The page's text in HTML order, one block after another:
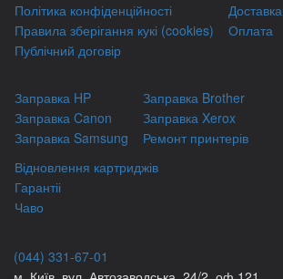
Політика конфіденційності
Правила зберігання кукі (cookies)
Публічний договір
Доставка
Оплата
Заправка HP
Заправка Canon
Заправка Samsung
Заправка Brother
Заправка Xerox
Ремонт принтерів
Відновлення картриджів
Гарантіі
Чаво
(044) 331-67-01